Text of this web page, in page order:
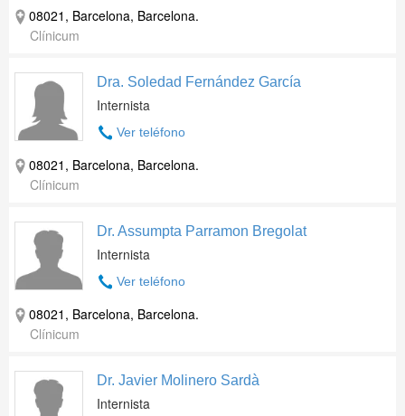
08021, Barcelona, Barcelona.
Clínicum
Dra. Soledad Fernández García
Internista
Ver teléfono
08021, Barcelona, Barcelona.
Clínicum
Dr. Assumpta Parramon Bregolat
Internista
Ver teléfono
08021, Barcelona, Barcelona.
Clínicum
Dr. Javier Molinero Sardà
Internista